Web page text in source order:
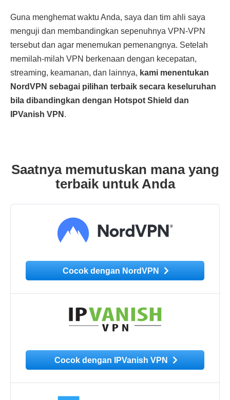
Guna menghemat waktu Anda, saya dan tim ahli saya
menguji dan membandingkan sepenuhnya VPN-VPN
tersebut dan agar menemukan pemenangnya. Setelah
memilah-milah VPN berkenaan dengan kecepatan,
streaming, keamanan, dan lainnya, kami menentukan
NordVPN sebagai pilihan terbaik secara keseluruhan
bila dibandingkan dengan Hotspot Shield dan
IPVanish VPN .
Saatnya memutuskan mana yang
terbaik untuk Anda
Cocok dengan NordVPN
Cocok dengan IPVanish VPN